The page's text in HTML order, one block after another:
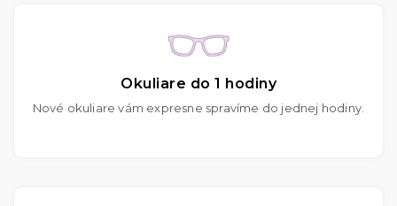
Okuliare do 1 hodiny
Nové okuliare vám expresne spravíme do jednej hodiny.